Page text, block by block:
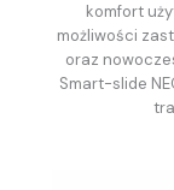
komfort
możliwości
oraz
Smart-slide